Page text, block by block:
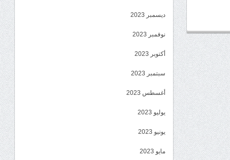
ديسمبر 2023
نوفمبر 2023
أكتوبر 2023
سبتمبر 2023
أغسطس 2023
يوليو 2023
يونيو 2023
مايو 2023